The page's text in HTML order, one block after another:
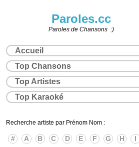
Paroles.cc
Paroles de Chansons :)
Accueil
Top Chansons
Top Artistes
Top Karaoké
Recherche artiste par Prénom Nom :
# A B C D E F G H I